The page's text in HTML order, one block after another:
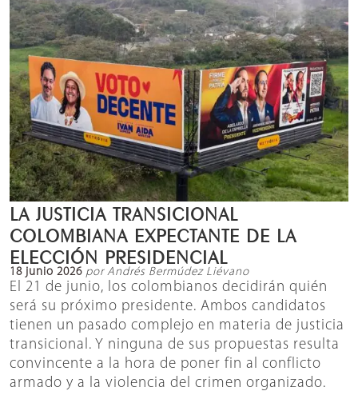
LA JUSTICIA TRANSICIONAL
COLOMBIANA EXPECTANTE DE LA
ELECCIÓN PRESIDENCIAL
18 junio 2026 por Andrés Bermúdez Liévano
El 21 de junio, los colombianos decidirán quién
será su próximo presidente. Ambos candidatos
tienen un pasado complejo en materia de justicia
transicional. Y ninguna de sus propuestas resulta
convincente a la hora de poner fin al conflicto
armado y a la violencia del crimen organizado.